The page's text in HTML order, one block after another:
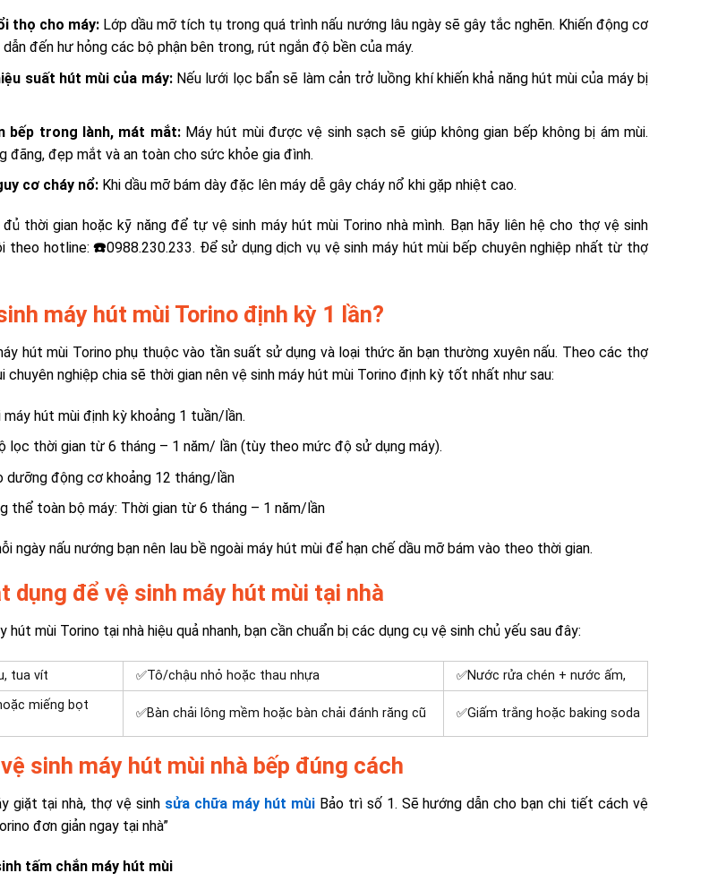
thọ cho máy:Lớp dầu mỡ tích tụ trong quá trình nấu nướng lâu ngày sẽ gây tắc nghẽn. Khiến động cơ
đến hư hỏng các bộ phận bên trong, rút ngắn độ bền của máy.
suất hút mùi của máy:Nếu lưới lọc bẩn sẽ làm cản trở luồng khí khiến khả năng hút mùi của máy bị
bếp trong lành, mát mắt:Máy hút mùi được vệ sinh sạch sẽ giúp không gian bếp không bị ám mùi.
đãng, đẹp mắt và an toàn cho sức khỏe gia đình.
cơ cháy nổ:Khi dầu mỡ bám dày đặc lên máy dễ gây cháy nổ khi gặp nhiệt cao.
đủ thời gian hoặc kỹ năng để tự vệ sinh máy hút mùi Torino nhà mình. Bạn hãy liên hệ cho thợ vệ sinh
theo hotline:☎️0988.230.233. Để sử dụng dịch vụ vệ sinh máy hút mùi bếp chuyên nghiệp nhất từ thợ
máy hút mùi Torino định kỳ 1 lần?
hút mùi Torino phụ thuộc vào tần suất sử dụng và loại thức ăn bạn thường xuyên nấu. Theo các thợ
chuyên nghiệp chia sẽ thời gian nên vệ sinh máy hút mùi Torino định kỳ tốt nhất như sau:
máy hút mùi định kỳ khoảng 1 tuần/lần.
lọc thời gian từ 6 tháng – 1 năm/ lần (tùy theo mức độ sử dụng máy).
dưỡng động cơ khoảng 12 tháng/lần
thể toàn bộ máy: Thời gian từ 6 tháng – 1 năm/lần
ngày nấu nướng bạn nên lau bề ngoài máy hút mùi để hạn chế dầu mỡ bám vào theo thời gian.
dụng để vệ sinh máy hút mùi tại nhà
hút mùi Torino tại nhà hiệu quả nhanh, bạn cần chuẩn bị các dụng cụ vệ sinh chủ yếu sau đây:
tua vít ✅Tô/chậu nhỏ hoặc thau nhựa ✅Nước rửa chén + nước ấm,
miếng bọt
✅Bàn chải lông mềm hoặc bàn chải đánh răng cũ ✅Giấm trắng hoặc baking soda
sinh máy hút mùi nhà bếp đúng cách
giặt tại nhà, thợ vệ sinh sửa chữa máy hút mùiBảo trì số 1. Sẽ hướng dẫn cho bạn chi tiết cách vệ
đơn giản ngay tại nhà”
tấm chắn máy hút mùi